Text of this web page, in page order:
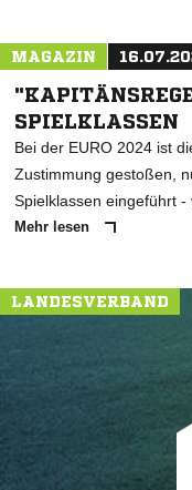
MAGAZIN
SPIELKLASSEN
Bei der EURO 2024 ist
Zustimmung gestoßen,
Spielklassen eingeführt
Mehr lesen
LANDESVERBAND